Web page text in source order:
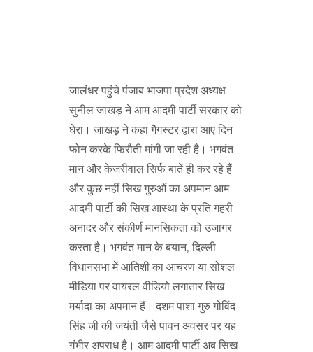
जालंधर पहुंचे पंजाब भाजपा प्रदेश अध्यक्ष
सुनील जाखड़ ने आम आदमी पार्टी सरकार को
घेरा। जाखड़ ने कहा गैंगस्टर द्वारा आए दिन
फोन करके फिरौती मांगी जा रही है। भगवंत
मान और केजरीवाल सिर्फ बातें ही कर रहे हैं
और कुछ नहीं सिख गुरुओं का अपमान आम
आदमी पार्टी की सिख आस्था के प्रति गहरी
अनादर और संकीर्ण मानसिकता को उजागर
करता है। भगवंत मान के बयान, दिल्ली
विधानसभा में आतिशी का आचरण या सोशल
मीडिया पर वायरल वीडियो लगातार सिख
मर्यादा का अपमान हैं। दशम पाशा गुरु गोविंद
सिंह जी की जयंती जैसे पावन अवसर पर यह
गंभीर अपराध है। आम आदमी पार्टी अब सिख